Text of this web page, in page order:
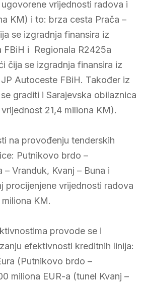
vrijednosti radova i
KM) i to: brza cesta Prača –
se izgradnja finansira iz
FBiH i Regionala R2425a
čija se izgradnja finansira iz
Autoceste FBiH. Također iz
graditi i Sarajevska obilaznica
21,4 miliona KM).
na provođenju tenderskih
Putnikovo brdo –
Vranduk, Kvanj – Buna i
procijenjene vrijednosti radova
KM.
provode se i
efektivnosti kreditnih linija:
(Putnikovo brdo –
miliona EUR-a (tunel Kvanj –